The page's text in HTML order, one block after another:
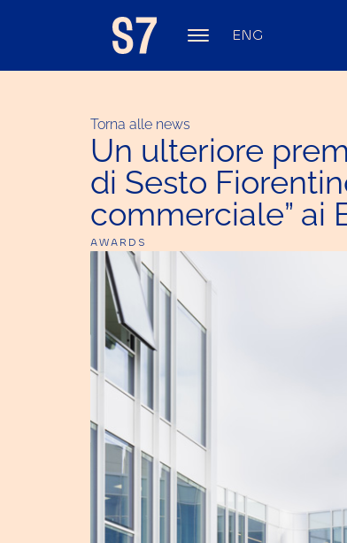
ENG
Torna alle news
Un ulteriore
di Sesto
commerciale” ai
AWARDS